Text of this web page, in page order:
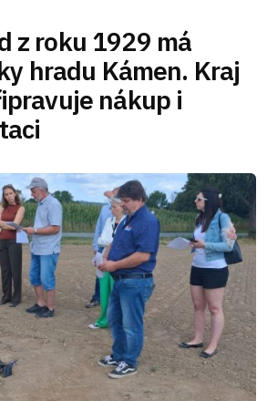
z roku 1929 má
hradu Kámen. Kraj
nákup i